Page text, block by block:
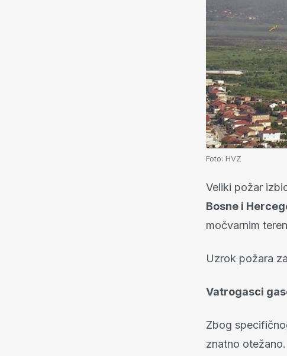
Foto: HVZ
Veliki požar
Bosne i
močvarnim
Uzrok požara
Vatrogasci
Zbog
znatno